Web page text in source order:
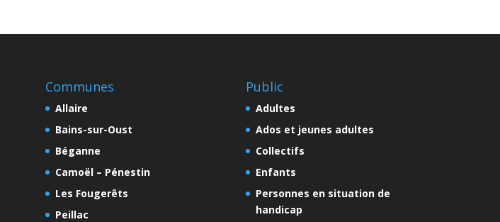
Communes
Allaire
Bains-sur-Oust
Béganne
Camoël – Pénestin
Les Fougerêts
Peillac
Public
Adultes
Ados et jeunes adultes
Collectifs
Enfants
Personnes en situation de
handicap